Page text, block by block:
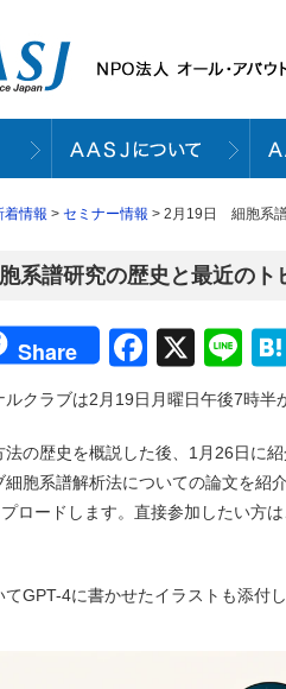
着情報 > セミナー情報 > 2月19日 細胞系
系譜研究の歴史と最近のト
Share X
クラブは2月19日月曜日午後7時半
の歴史を概説した後、1月26日に
細胞系譜解析法についての論文を紹
ロードします。直接参加したい方
GPT-4に書かせたイラストも添付し